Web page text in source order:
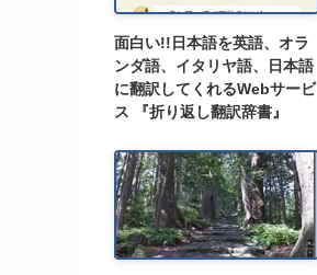
面白い!!日本語を英語、オラ
ンダ語、イタリヤ語、日本語
に翻訳してくれるWebサービ
ス 『折り返し翻訳辞書』